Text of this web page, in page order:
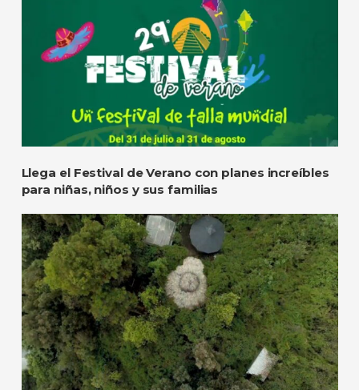
Llega el Festival de Verano con planes increíbles
para niñas, niños y sus familias